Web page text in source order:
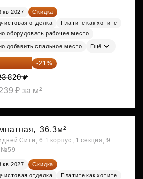
кв 2027
Скидка
отделка
Платите как хотите
оборудовать рабочее место
добавить спальное место Ещё
818 ₽ -21%
820 ₽
₽ за м²
36.3м²
Сити, 6.1 корпус, 1 секция, 9
№59
кв 2027
Скидка
отделка
Платите как хотите